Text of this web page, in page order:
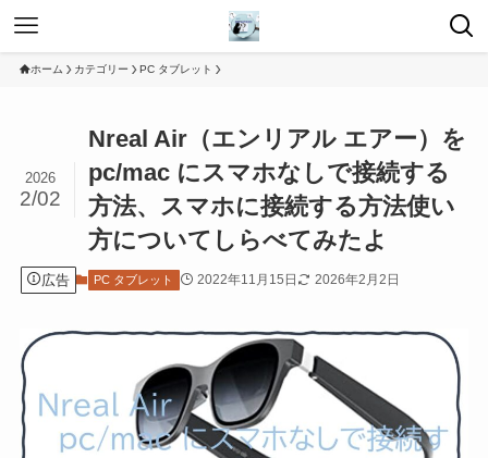
ホーム カテゴリー PC タブレット
Nreal Air（エンリアル エアー）を
pc/mac にスマホなしで接続する
方法、スマホに接続する方法使い
方についてしらべてみたよ
2026
2/02
広告 PC タブレット 2022年11月15日 2026年2月2日